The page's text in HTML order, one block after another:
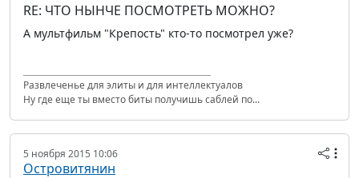
RE: ЧТО НЫНЧЕ ПОСМОТРЕТЬ МОЖНО?
А мультфильм "Крепость" кто-то посмотрел уже?
Развлеченье для элиты и для интеллектуалов
Ну где еще ты вместо биты получишь саблей по...
5 ноября 2015 10:06
Островитянин